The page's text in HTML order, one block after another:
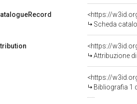
<https://
Scheda
Attribuzione
<https://
Bibliografia 1